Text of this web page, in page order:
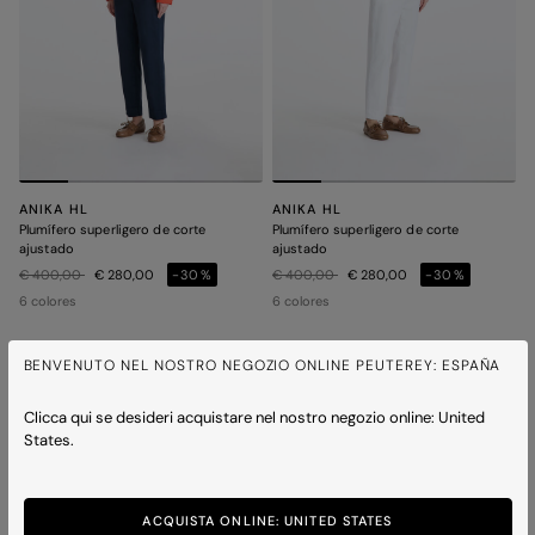
BENVENUTO NEL NOSTRO NEGOZIO ONLINE PEUTEREY: ESPAÑA
Clicca qui se desideri acquistare nel nostro negozio online: United
States.
ACQUISTA ONLINE: UNITED STATES
ANIKA HL
Plumífero superligero de corte
ajustado
Precio rebajado de
€ 400,00a € 280,00
-30%
6 colores
ANIKA HL
Plumífero superligero de corte
ajustado
Precio rebajado de
€ 400,00a € 280,00
-30%
6 colores